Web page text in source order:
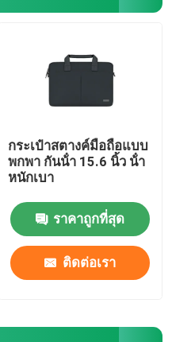
กระเป๋าสตางค์มือถือแบบ
พกพา กันน้ํา 15.6 นิ้ว น้ํา
หนักเบา
ราคาถูกที่สุด
ติดต่อเรา